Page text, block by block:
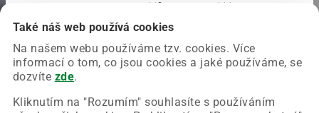
Také náš web používá cookies
Na našem webu používáme tzv. cookies. Více
informací o tom, co jsou cookies a jaké používáme, se
dozvíte zde.
Kliknutím na "Rozumím" souhlasíte s používáním
Chyba nastala na naší straně a už ji opravujeme.
Zkuste prosím znovu načíst požadovanou stránku.